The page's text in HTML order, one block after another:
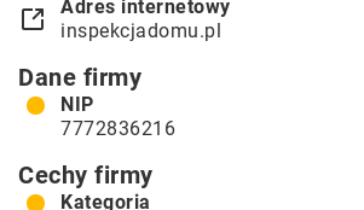
Adres internetowy
inspekcjadomu.pl
Dane firmy
NIP
7772836216
Cechy firmy
Kategoria